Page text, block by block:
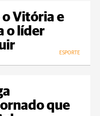
o Vitória e
o líder
ESPORTE
que